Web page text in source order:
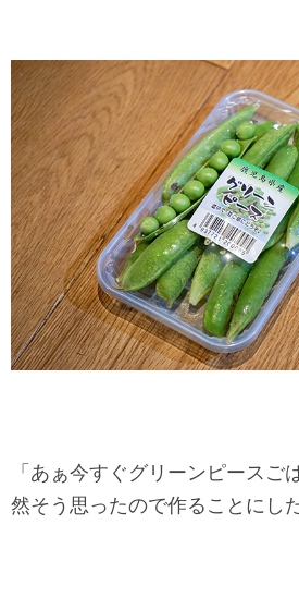
「あぁ今すぐグリーンピースご
然そう思ったので作ることにし